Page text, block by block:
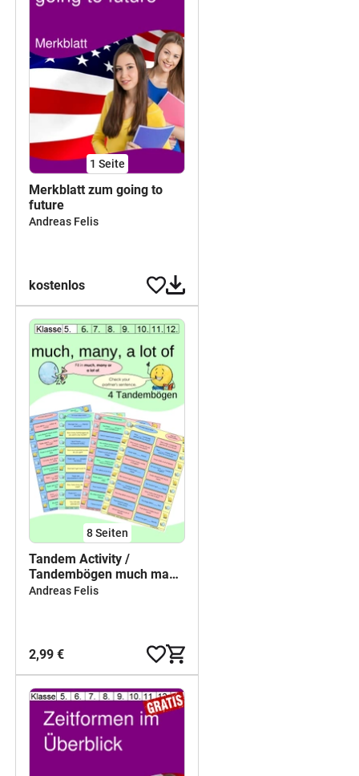
1 Seite
Merkblatt zum going to
future
Andreas Felis
kostenlos
8Seiten
Tandem Activity /
Tandembögen much many
a lot of
Andreas Felis
2,99 €